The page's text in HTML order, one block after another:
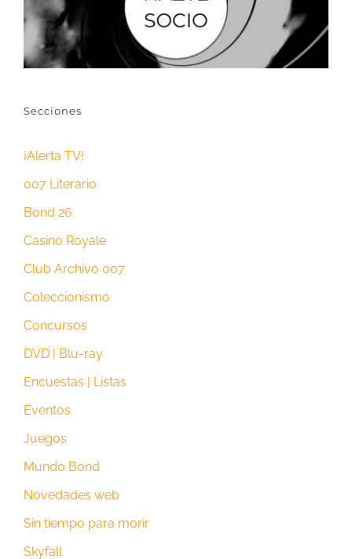
Secciones
¡Alerta TV!
007 Literario
Bond 26
Casino Royale
Club Archivo 007
Coleccionismo
Concursos
DVD | Blu-ray
Encuestas | Listas
Eventos
Juegos
Mundo Bond
Novedades web
Sin tiempo para morir
Skyfall